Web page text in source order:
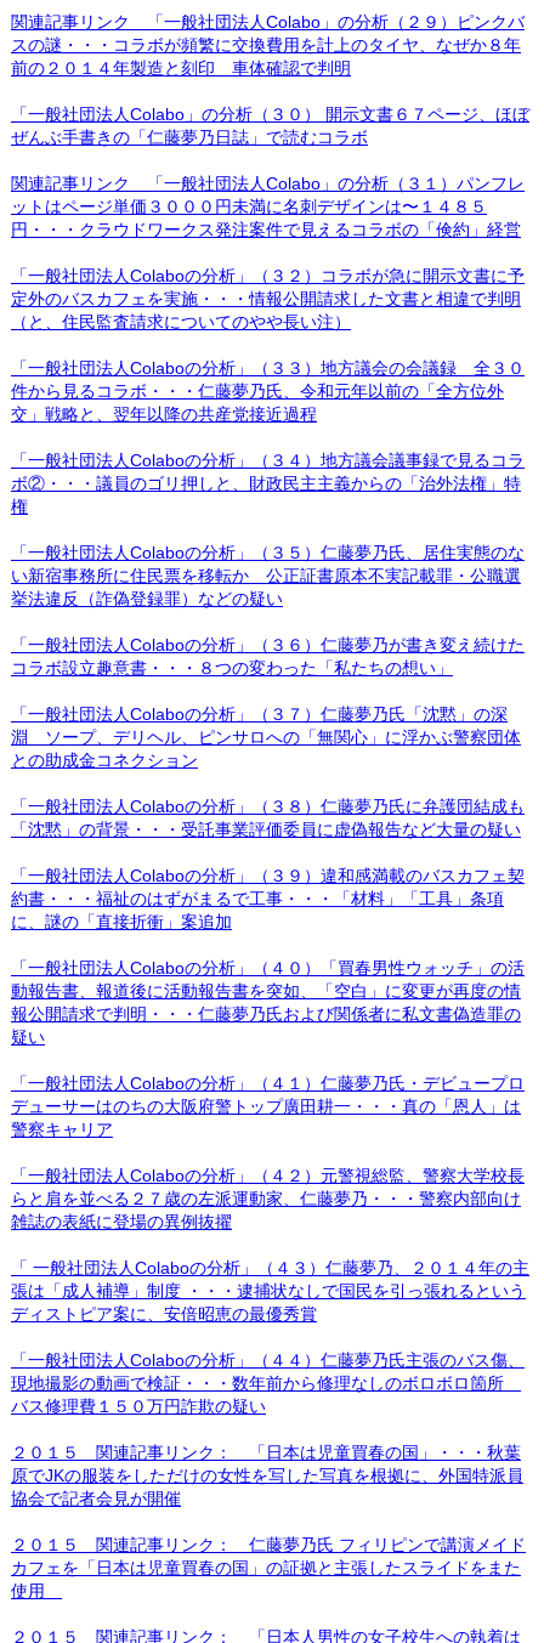
関連記事リンク 「一般社団法人Colabo」の分析（２９）ピンクバ
スの謎・・・コラボが頻繁に交換費用を計上のタイヤ、なぜか８年
前の２０１４年製造と刻印 車体確認で判明
「一般社団法人Colabo」の分析（３０） 開示文書６７ページ、ほぼ
ぜんぶ手書きの「仁藤夢乃日誌」で読むコラボ
関連記事リンク 「一般社団法人Colabo」の分析（３１）パンフレ
ットはページ単価３０００円未満に名刺デザインは〜１４８５
円・・・クラウドワークス発注案件で見えるコラボの「倹約」経営
「一般社団法人Colaboの分析」（３２）コラボが急に開示文書に予
定外のバスカフェを実施・・・情報公開請求した文書と相違で判明
（と、住民監査請求についてのやや長い注）
「一般社団法人Colaboの分析」（３３）地方議会の会議録 全３０
件から見るコラボ・・・仁藤夢乃氏、令和元年以前の「全方位外
交」戦略と、翌年以降の共産党接近過程
「一般社団法人Colaboの分析」（３４）地方議会議事録で見るコラ
ボ②・・・議員のゴリ押しと、財政民主主義からの「治外法権」特
権
「一般社団法人Colaboの分析」（３５）仁藤夢乃氏、居住実態のな
い新宿事務所に住民票を移転か 公正証書原本不実記載罪・公職選
挙法違反（詐偽登録罪）などの疑い
「一般社団法人Colaboの分析」（３６）仁藤夢乃が書き変え続けた
コラボ設立趣意書・・・８つの変わった「私たちの想い」
「一般社団法人Colaboの分析」（３７）仁藤夢乃氏「沈黙」の深
淵 ソープ、デリヘル、ピンサロへの「無関心」に浮かぶ警察団体
との助成金コネクション
「一般社団法人Colaboの分析」（３８）仁藤夢乃氏に弁護団結成も
「沈黙」の背景・・・受託事業評価委員に虚偽報告など大量の疑い
「一般社団法人Colaboの分析」（３９）違和感満載のバスカフェ契
約書・・・福祉のはずがまるで工事・・・「材料」「工具」条項
に、謎の「直接折衝」案追加
「一般社団法人Colaboの分析」（４０）「買春男性ウォッチ」の活
動報告書、報道後に活動報告書を突如、「空白」に変更が再度の情
報公開請求で判明・・・仁藤夢乃氏および関係者に私文書偽造罪の
疑い
「一般社団法人Colaboの分析」（４１）仁藤夢乃氏・デビュープロ
デューサーはのちの大阪府警トップ廣田耕一・・・真の「恩人」は
警察キャリア
「一般社団法人Colaboの分析」（４２）元警視総監、警察大学校長
らと肩を並べる２７歳の左派運動家、仁藤夢乃・・・警察内部向け
雑誌の表紙に登場の異例抜擢
「 一般社団法人Colaboの分析」（４３）仁藤夢乃、２０１４年の主
張は「成人補導」制度 ・・・逮捕状なしで国民を引っ張れるという
ディストピア案に、安倍昭恵の最優秀賞
「一般社団法人Colaboの分析」（４４）仁藤夢乃氏主張のバス傷、
現地撮影の動画で検証・・・数年前から修理なしのボロボロ箇所
バス修理費１５０万円詐欺の疑い
２０１５ 関連記事リンク： 「日本は児童買春の国」・・・秋葉
原でJKの服装をしただけの女性を写した写真を根拠に、外国特派員
協会で記者会見が開催
２０１５ 関連記事リンク： 仁藤夢乃氏 フィリピンで講演メイド
カフェを「日本は児童買春の国」の証拠と主張したスライドをまた
使用
２０１５ 関連記事リンク： 「日本人男性の女子校生への執着は